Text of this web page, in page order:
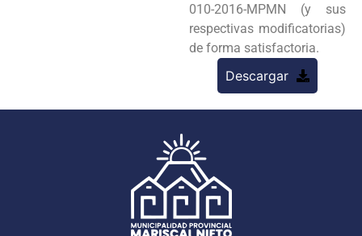
010-2016-MPMN (y sus
respectivas modificatorias)
de forma satisfactoria.
Descargar